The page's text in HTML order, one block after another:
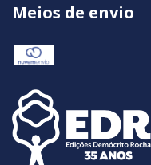
Meios de envio